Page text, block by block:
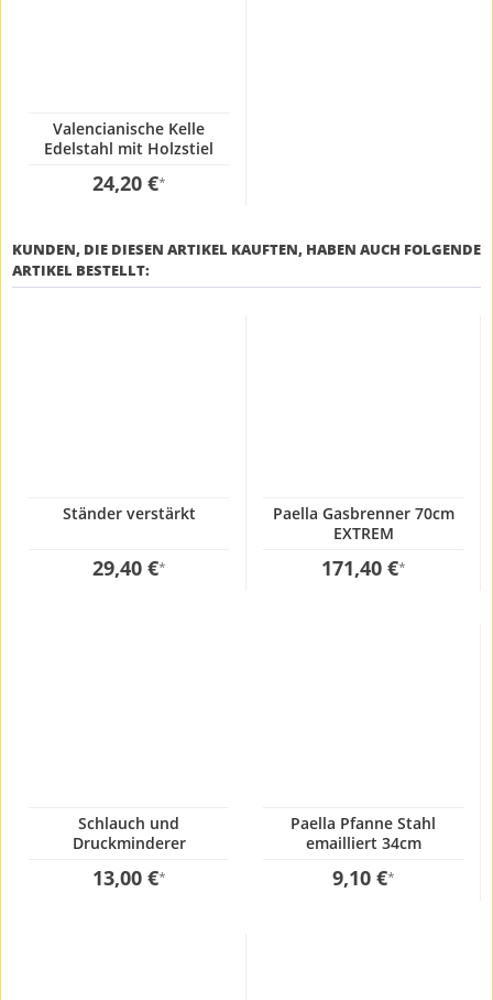
Valencianische Kelle
Edelstahl mit Holzstiel
24,20 €*
KUNDEN, DIE DIESEN ARTIKEL KAUFTEN, HABEN AUCH FOLGENDE
ARTIKEL BESTELLT:
Ständer verstärkt
29,40 €*
Paella Gasbrenner 70cm
EXTREM
171,40 €*
Schlauch und
Druckminderer
13,00 €*
Paella Pfanne Stahl
emailliert 34cm
9,10 €*